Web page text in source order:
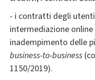
- i contratti degli
intermediazione
inadempimento delle
business-to-business
1150/2019).